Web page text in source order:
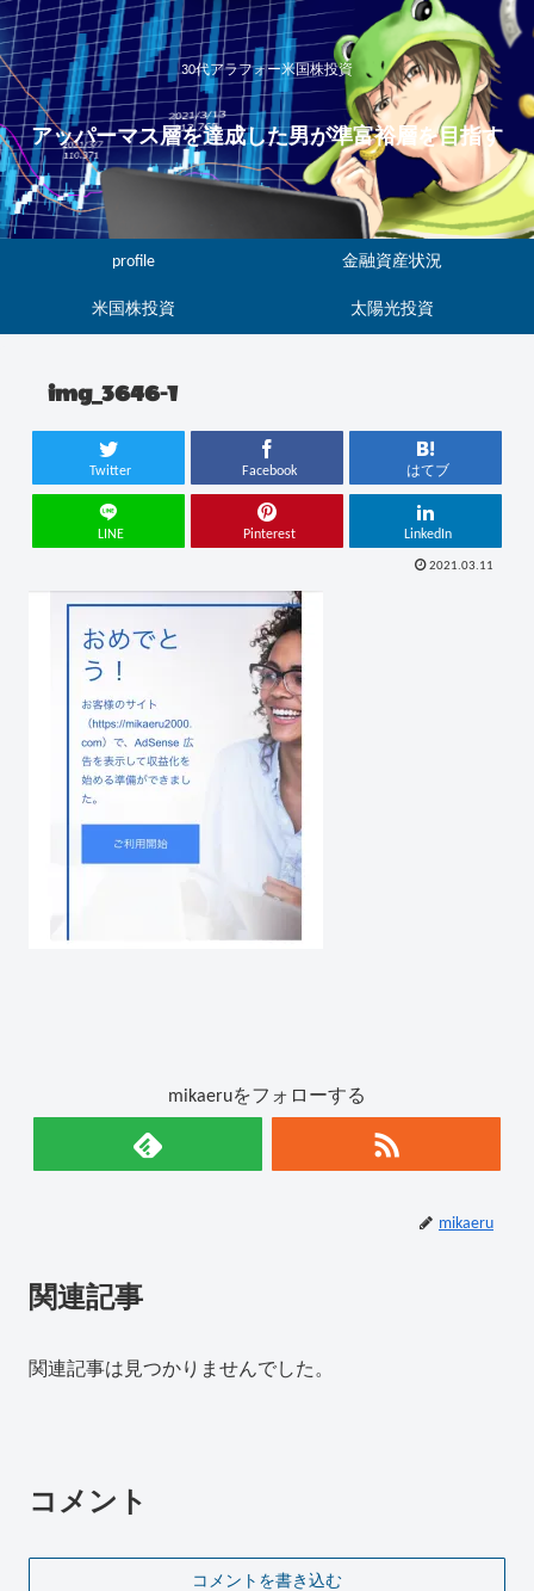
30代アラフォー米国株投資
アッパーマス層を達成した男が準富裕層を目指す
profile 金融資産状況
米国株投資 太陽光投資
img_3646-1
Twitter Facebook はてブ
LINE Pinterest LinkedIn
2021.03.11
mikaeruをフォローする
mikaeru
関連記事
関連記事は見つかりませんでした。
コメント
コメントを書き込む